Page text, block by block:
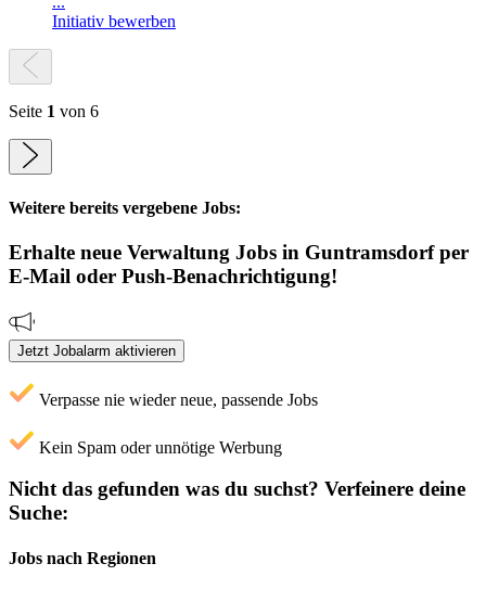
Initiativ bewerben
Seite 1 von 6
Weitere bereits vergebene Jobs:
Erhalte neue Verwaltung Jobs in Guntramsdorfper
E-Mail oder Push-Benachrichtigung!
Jetzt Jobalarm aktivieren
Verpasse nie wieder neue, passende Jobs
Kein Spam oder unnötige Werbung
Nicht das gefunden was du suchst? Verfeinere deine
Suche:
Jobs nach Regionen